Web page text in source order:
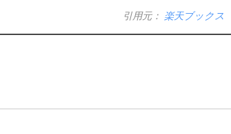
引用元： 楽天ブックス